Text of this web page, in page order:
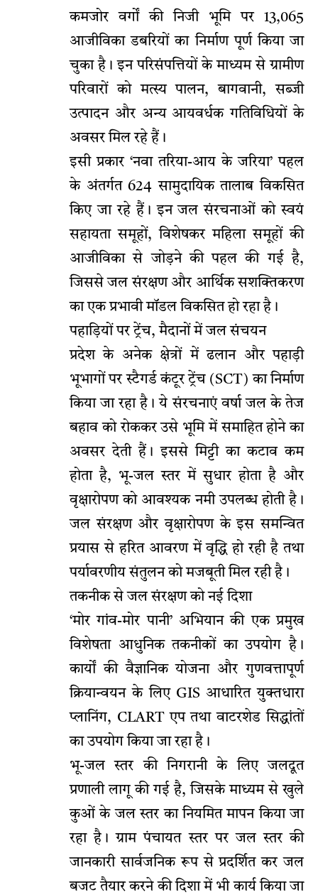
कमजोर वर्गों की निजी भूमि पर 13,065
आजीविका डबरियों का निर्माण पूर्ण किया जा
चुका है। इन परिसंपत्तियों के माध्यम से ग्रामीण
परिवारों को मत्स्य पालन, बागवानी, सब्जी
उत्पादन और अन्य आयवर्धक गतिविधियों के
अवसर मिल रहे हैं।
इसी प्रकार ‘नवा तरिया-आय के जरिया’ पहल
के अंतर्गत 624 सामुदायिक तालाब विकसित
किए जा रहे हैं। इन जल संरचनाओं को स्वयं
सहायता समूहों, विशेषकर महिला समूहों की
आजीविका से जोड़ने की पहल की गई है,
जिससे जल संरक्षण और आर्थिक सशक्तिकरण
का एक प्रभावी मॉडल विकसित हो रहा है।
पहाड़ियों पर ट्रेंच, मैदानों में जल संचयन
प्रदेश के अनेक क्षेत्रों में ढलान और पहाड़ी
भूभागों पर स्टैगर्ड कंटूर ट्रेंच (SCT) का निर्माण
किया जा रहा है। ये संरचनाएं वर्षा जल के तेज
बहाव को रोककर उसे भूमि में समाहित होने का
अवसर देती हैं। इससे मिट्टी का कटाव कम
होता है, भू-जल स्तर में सुधार होता है और
वृक्षारोपण को आवश्यक नमी उपलब्ध होती है।
जल संरक्षण और वृक्षारोपण के इस समन्वित
प्रयास से हरित आवरण में वृद्धि हो रही है तथा
पर्यावरणीय संतुलन को मजबूती मिल रही है।
तकनीक से जल संरक्षण को नई दिशा
‘मोर गांव-मोर पानी’ अभियान की एक प्रमुख
विशेषता आधुनिक तकनीकों का उपयोग है।
कार्यों की वैज्ञानिक योजना और गुणवत्तापूर्ण
क्रियान्वयन के लिए GIS आधारित युक्तधारा
प्लानिंग, CLART एप तथा वाटरशेड सिद्धांतों
का उपयोग किया जा रहा है।
भू-जल स्तर की निगरानी के लिए जलदूत
प्रणाली लागू की गई है, जिसके माध्यम से खुले
कुओं के जल स्तर का नियमित मापन किया जा
रहा है। ग्राम पंचायत स्तर पर जल स्तर की
जानकारी सार्वजनिक रूप से प्रदर्शित कर जल
बजट तैयार करने की दिशा में भी कार्य किया जा